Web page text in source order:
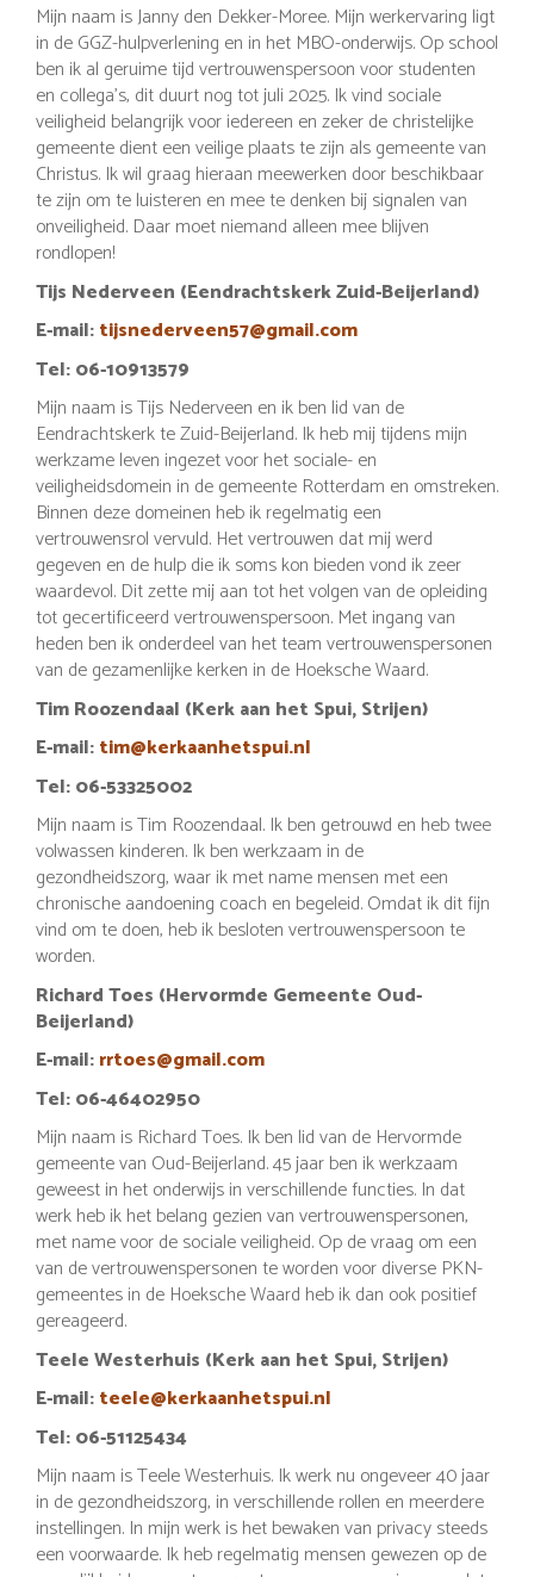
Mijn naam is Janny den Dekker-Moree. Mijn werkervaring ligt
in de GGZ-hulpverlening en in het MBO-onderwijs. Op school
ben ik al geruime tijd vertrouwenspersoon voor studenten
en collega’s, dit duurt nog tot juli 2025. Ik vind sociale
veiligheid belangrijk voor iedereen en zeker de christelijke
gemeente dient een veilige plaats te zijn als gemeente van
Christus. Ik wil graag hieraan meewerken door beschikbaar
te zijn om te luisteren en mee te denken bij signalen van
onveiligheid. Daar moet niemand alleen mee blijven
rondlopen!
Tijs Nederveen (Eendrachtskerk Zuid-Beijerland)
E-mail:tijsnederveen57@gmail.com
Tel: 06-10913579
Mijn naam is Tijs Nederveen en ik ben lid van de
Eendrachtskerk te Zuid-Beijerland. Ik heb mij tijdens mijn
werkzame leven ingezet voor het sociale- en
veiligheidsdomein in de gemeente Rotterdam en omstreken.
Binnen deze domeinen heb ik regelmatig een
vertrouwensrol vervuld. Het vertrouwen dat mij werd
gegeven en de hulp die ik soms kon bieden vond ik zeer
waardevol. Dit zette mij aan tot het volgen van de opleiding
tot gecertificeerd vertrouwenspersoon. Met ingang van
heden ben ik onderdeel van het team vertrouwenspersonen
van de gezamenlijke kerken in de Hoeksche Waard.
Tim Roozendaal (Kerk aan het Spui, Strijen)
E-mail:tim@kerkaanhetspui.nl
Tel: 06-53325002
Mijn naam is Tim Roozendaal. Ik ben getrouwd en heb twee
volwassen kinderen. Ik ben werkzaam in de
gezondheidszorg, waar ik met name mensen met een
chronische aandoening coach en begeleid. Omdat ik dit fijn
vind om te doen, heb ik besloten vertrouwenspersoon te
worden.
Richard Toes (Hervormde Gemeente Oud-
Beijerland)
E-mail:rrtoes@gmail.com
Tel: 06-46402950
Mijn naam is Richard Toes. Ik ben lid van de Hervormde
gemeente van Oud-Beijerland. 45 jaar ben ik werkzaam
geweest in het onderwijs in verschillende functies. In dat
werk heb ik het belang gezien van vertrouwenspersonen,
met name voor de sociale veiligheid. Op de vraag om een
van de vertrouwenspersonen te worden voor diverse PKN-
gemeentes in de Hoeksche Waard heb ik dan ook positief
gereageerd.
Teele Westerhuis (Kerk aan het Spui, Strijen)
E-mail:teele@kerkaanhetspui.nl
Tel: 06-51125434
Mijn naam is Teele Westerhuis. Ik werk nu ongeveer 40 jaar
in de gezondheidszorg, in verschillende rollen en meerdere
instellingen. In mijn werk is het bewaken van privacy steeds
een voorwaarde. Ik heb regelmatig mensen gewezen op de